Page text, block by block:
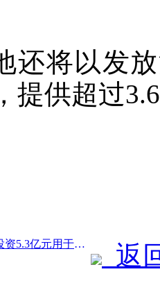
还将以发
提供超过
前一篇：黄山旅游：拟投资5.3亿元用于酒店改造
返